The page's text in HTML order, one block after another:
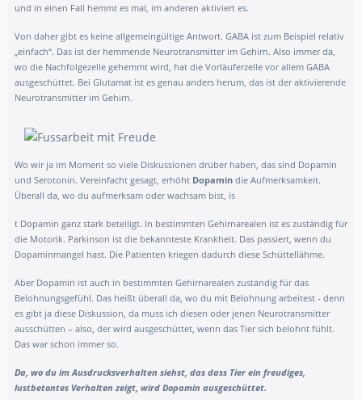
und in einen Fall hemmt es mal, im anderen aktiviert es.
Von daher gibt es keine allgemeingültige Antwort. GABA ist zum Beispiel relativ
„einfach“. Das ist der hemmende Neurotransmitter im Gehirn. Also immer da,
wo die Nachfolgezelle gehemmt wird, hat die Vorläuferzelle vor allem GABA
ausgeschüttet. Bei Glutamat ist es genau anders herum, das ist der aktivierende
Neurotransmitter im Gehirn.
Wo wir ja im Moment so viele Diskussionen drüber haben, das sind Dopamin
und Serotonin. Vereinfacht gesagt, erhöht Dopamin die Aufmerksamkeit.
Überall da, wo du aufmerksam oder wachsam bist, is
t Dopamin ganz stark beteiligt. In bestimmten Gehirnarealen ist es zuständig für
die Motorik. Parkinson ist die bekannteste Krankheit. Das passiert, wenn du
Dopaminmangel hast. Die Patienten kriegen dadurch diese Schüttellähme.
Aber Dopamin ist auch in bestimmten Gehirnarealen zuständig für das
Belohnungsgefühl. Das heißt überall da, wo du mit Belohnung arbeitest - denn
es gibt ja diese Diskussion, da muss ich diesen oder jenen Neurotransmitter
ausschütten – also, der wird ausgeschüttet, wenn das Tier sich belohnt fühlt.
Das war schon immer so.
Da, wo du im Ausdrucksverhalten siehst, das dass Tier ein freudiges,
lustbetontes Verhalten zeigt, wird Dopamin ausgeschüttet.